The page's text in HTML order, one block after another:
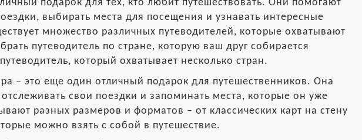
подарок для тех, кто любит путешествовать. Они помогают
выбирать места для посещения и узнавать интересные
множество различных путеводителей, которые охватывают
путеводитель по стране, которую ваш друг собирается
который охватывает несколько стран.
– это еще один отличный подарок для путешественников. Она
свои поездки и запоминать места, которые он уже
разных размеров и форматов – от классических карт на стену
можно взять с собой в путешествие.